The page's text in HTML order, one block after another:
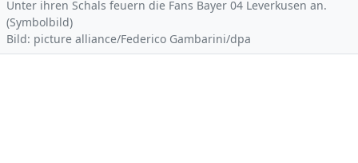
Unter ihren Schals feuern die Fans Bayer 04 Leverkusen an.
(Symbolbild)
Bild: picture alliance/Federico Gambarini/dpa